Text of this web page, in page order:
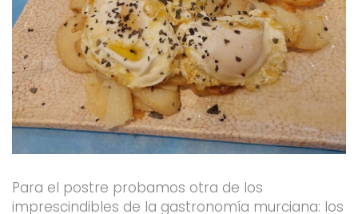
Para el postre probamos otra de los
imprescindibles de la gastronomía murciana: los